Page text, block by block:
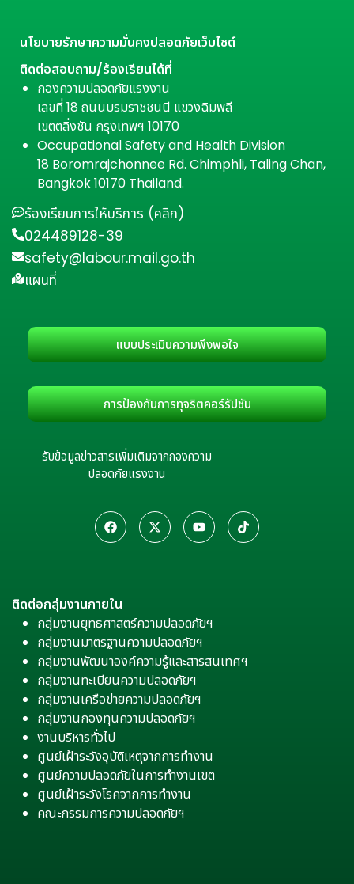
นโยบายรักษาความมั่นคงปลอดภัยเว็บไซต์
ติดต่อสอบถาม/ร้องเรียนได้ที่
กองความปลอดภัยแรงงาน
เลขที่ 18 ถนนบรมราชชนนี แขวงฉิมพลี
เขตตลิ่งชัน กรุงเทพฯ 10170
Occupational Safety and Health Division
18 Boromrajchonnee Rd. Chimphli, Taling Chan,
Bangkok 10170 Thailand.
ร้องเรียนการให้บริการ (คลิก)
024489128-39
safety@labour.mail.go.th
แผนที่
แบบประเมินความพึงพอใจ
การป้องกันการทุจริตคอร์รัปชัน
รับข้อมูลข่าวสารเพิ่มเติมจากกองความ
ปลอดภัยแรงงาน
ติดต่อกลุ่มงานภายใน
กลุ่มงานยุทธศาสตร์ความปลอดภัยฯ
กลุ่มงานมาตรฐานความปลอดภัยฯ
กลุ่มงานพัฒนาองค์ความรู้และสารสนเทศฯ
กลุ่มงานทะเบียนความปลอดภัยฯ
กลุ่มงานเครือข่ายความปลอดภัยฯ
กลุ่มงานกองทุนความปลอดภัยฯ
งานบริหารทั่วไป
ศูนย์เฝ้าระวังอุบัติเหตุจากการทำงาน
ศูนย์ความปลอดภัยในการทำงานเขต
ศูนย์เฝ้าระวังโรคจากการทำงาน
คณะกรรมการความปลอดภัยฯ